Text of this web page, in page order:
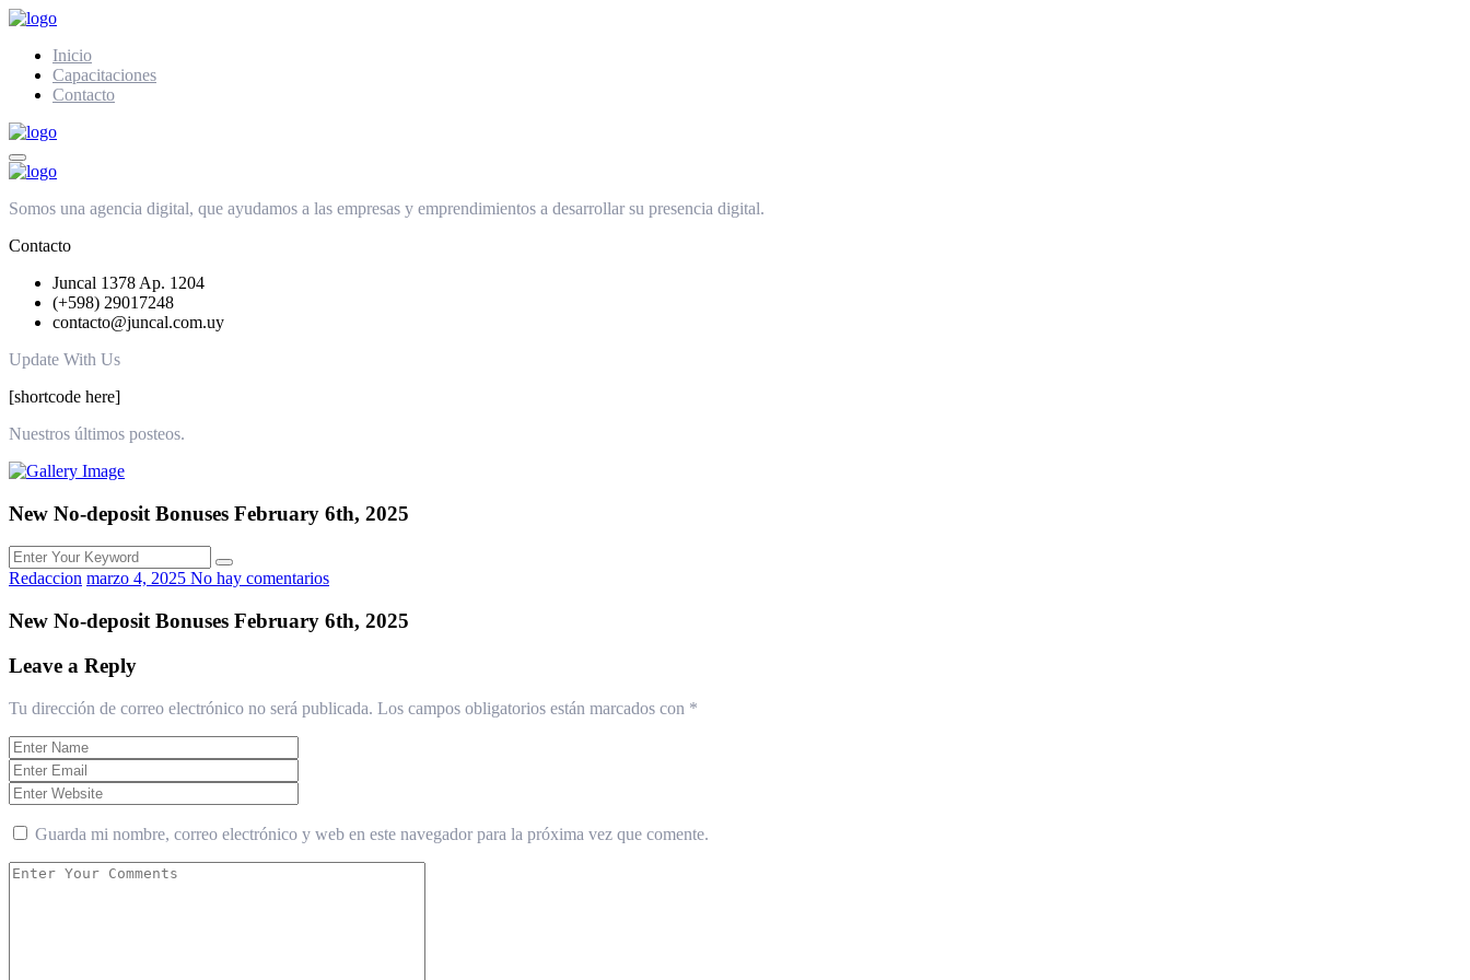
Inicio
Capacitaciones
Contacto
Somos una agencia digital, que ayudamos a las empresas y emprendimientos a desarrollar su presencia digital.
Contacto
Juncal 1378 Ap. 1204
(+598) 29017248
contacto@juncal.com.uy
Update With Us
[shortcode here]
Nuestros últimos posteos.
New No-deposit Bonuses February 6th, 2025
Redaccion marzo 4, 2025 No hay comentarios
New No-deposit Bonuses February 6th, 2025
Leave a Reply
Tu dirección de correo electrónico no será publicada. Los campos obligatorios están marcados con *
Guarda mi nombre, correo electrónico y web en este navegador para la próxima vez que comente.